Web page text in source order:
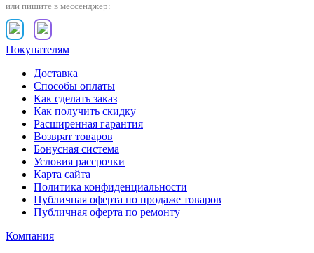
или пишите в мессенджер:
Покупателям
Доставка
Способы оплаты
Как сделать заказ
Как получить скидку
Расширенная гарантия
Возврат товаров
Бонусная система
Условия рассрочки
Карта сайта
Политика конфиденциальности
Публичная оферта по продаже товаров
Публичная оферта по ремонту
Компания